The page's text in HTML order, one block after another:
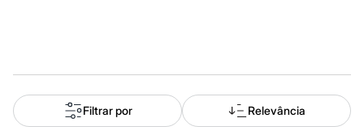
Alfaiataria
Novidades
Roupas
Blusas e Camisetas
Filtrar por Relevância